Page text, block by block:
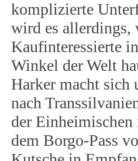
komplizierte
wird es allerdings,
Kaufinteressierte
Winkel der Welt
Harker macht sich
nach
der
dem Borgo-Pass